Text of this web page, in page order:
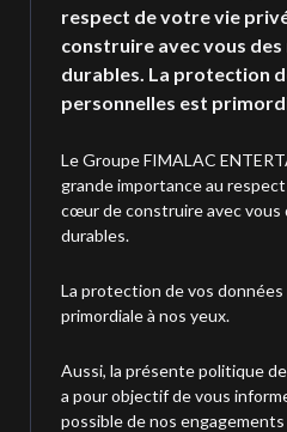
respect de votre vie
construire avec vous
durables. La protection
personnelles est
Le Groupe FIMALAC
grande importance au
cœur de construire avec
durables.
La protection de vos
primordiale à nos yeux.
Aussi, la présente politique
a pour objectif de vous
possible de nos